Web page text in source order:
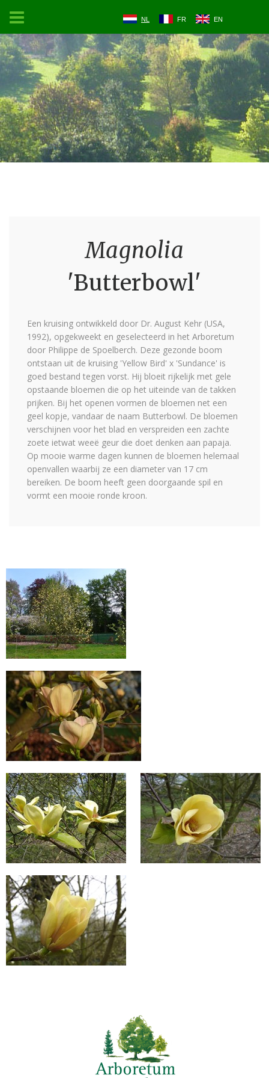
NL FR EN
Magnolia
'Butterbowl'
Een kruising ontwikkeld door Dr. August Kehr (USA,
1992), opgekweekt en geselecteerd in het Arboretum
door Philippe de Spoelberch. Deze gezonde boom
ontstaan uit de kruising 'Yellow Bird' x 'Sundance' is
goed bestand tegen vorst. Hij bloeit rijkelijk met gele
opstaande bloemen die op het uiteinde van de takken
prijken. Bij het openen vormen de bloemen net een
geel kopje, vandaar de naam Butterbowl. De bloemen
verschijnen voor het blad en verspreiden een zachte
zoete ietwat weeë geur die doet denken aan papaja.
Op mooie warme dagen kunnen de bloemen helemaal
openvallen waarbij ze een diameter van 17 cm
bereiken. De boom heeft geen doorgaande spil en
vormt een mooie ronde kroon.